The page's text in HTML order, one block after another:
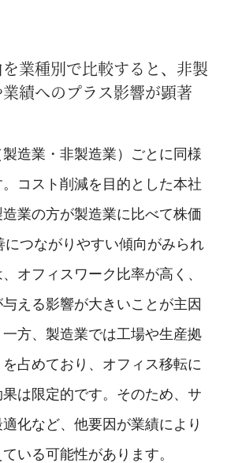
業種別で比較すると、非製
績へのプラス影響が顕著
造業・非製造業）ごとに同様
コスト削減を目的とした本社
業の方が製造業に比べて株価
につながりやすい傾向がみられ
オフィスワーク比率が高く、
える影響が大きいことが主因
方、製造業では工場や生産拠
占めており、オフィス移転に
は限定的です。そのため、サ
化など、他要因が業績により
いる可能性があります。